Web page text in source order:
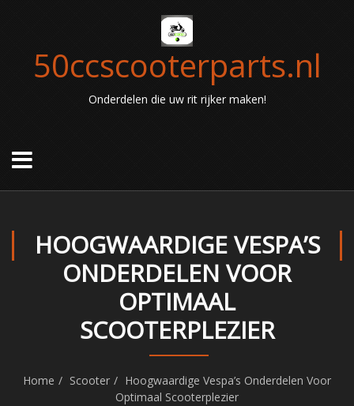
50ccscooterparts.nl
Onderdelen die uw rit rijker maken!
HOOGWAARDIGE VESPA’S
ONDERDELEN VOOR
OPTIMAAL
SCOOTERPLEZIER
Home Scooter
Hoogwaardige Vespa’s Onderdelen Voor
Optimaal Scooterplezier